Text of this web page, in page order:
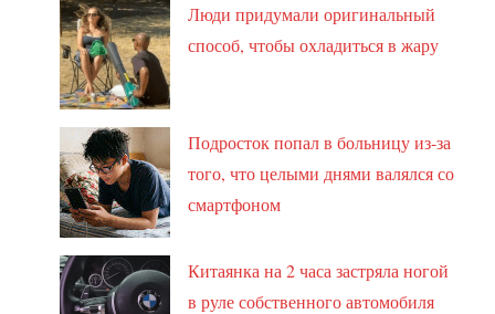
Люди придумали оригинальный
способ, чтобы охладиться в жару
Подросток попал в больницу из-за
того, что целыми днями валялся со
смартфоном
Китаянка на 2 часа застряла ногой
в руле собственного автомобиля